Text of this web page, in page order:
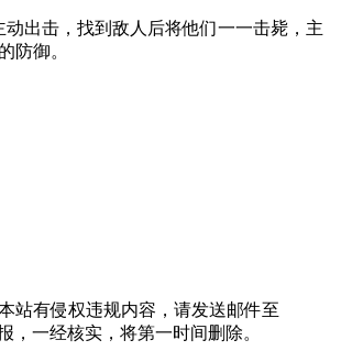
动出击，找到敌人后将他们一一击毙，主
防御。
站有侵权违规内容，请发送邮件至
，一经核实，将第一时间删除。